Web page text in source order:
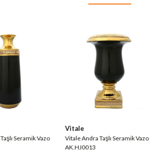
Seramik Vazo
Vitale
Vitale Andra Taşlı Seramik Vazo
AK.HJ0013